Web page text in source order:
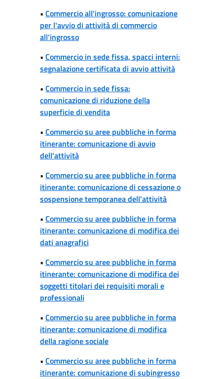
• Commercio all'ingrosso: comunicazione
per l'avvio di attività di commercio
all'ingrosso
• Commercio in sede fissa, spacci interni:
segnalazione certificata di avvio attività
• Commercio in sede fissa:
comunicazione di riduzione della
superficie di vendita
• Commercio su aree pubbliche in forma
itinerante: comunicazione di avvio
dell'attività
• Commercio su aree pubbliche in forma
itinerante: comunicazione di cessazione o
sospensione temporanea dell'attività
• Commercio su aree pubbliche in forma
itinerante: comunicazione di modifica dei
dati anagrafici
• Commercio su aree pubbliche in forma
itinerante: comunicazione di modifica dei
soggetti titolari dei requisiti morali e
professionali
• Commercio su aree pubbliche in forma
itinerante: comunicazione di modifica
della ragione sociale
• Commercio su aree pubbliche in forma
itinerante: comunicazione di subingresso